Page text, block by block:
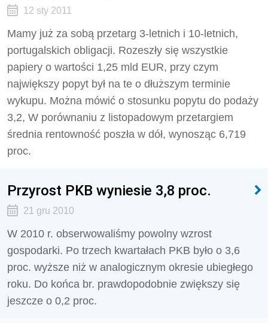
12 sty 2011
Mamy już za sobą przetarg 3-letnich i 10-letnich,
portugalskich obligacji. Rozeszły się wszystkie
papiery o wartości 1,25 mld EUR, przy czym
największy popyt był na te o dłuższym terminie
wykupu. Można mówić o stosunku popytu do podaży
3,2, W porównaniu z listopadowym przetargiem
średnia rentowność poszła w dół, wynosząc 6,719
proc.
Przyrost PKB wyniesie 3,8 proc.
21 gru 2010
W 2010 r. obserwowaliśmy powolny wzrost
gospodarki. Po trzech kwartałach PKB było o 3,6
proc. wyższe niż w analogicznym okresie ubiegłego
roku. Do końca br. prawdopodobnie zwiększy się
jeszcze o 0,2 proc.